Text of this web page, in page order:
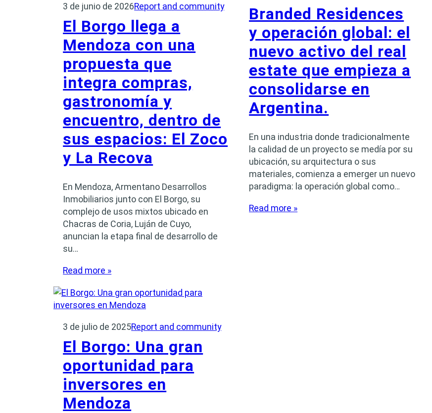
3 de junio de 2026Report and community
El Borgo llega a
Mendoza con una
propuesta que
integra compras,
gastronomía y
encuentro, dentro de
sus espacios: El Zoco
y La Recova
En Mendoza, Armentano Desarrollos
Inmobiliarios junto con El Borgo, su
complejo de usos mixtos ubicado en
Chacras de Coria, Luján de Cuyo,
anuncian la etapa final de desarrollo de
su…
Read more »
Branded Residences
y operación global: el
nuevo activo del real
estate que empieza a
consolidarse en
Argentina.
En una industria donde tradicionalmente
la calidad de un proyecto se medía por su
ubicación, su arquitectura o sus
materiales, comienza a emerger un nuevo
paradigma: la operación global como…
Read more »
3 de julio de 2025Report and community
El Borgo: Una gran
oportunidad para
inversores en
Mendoza